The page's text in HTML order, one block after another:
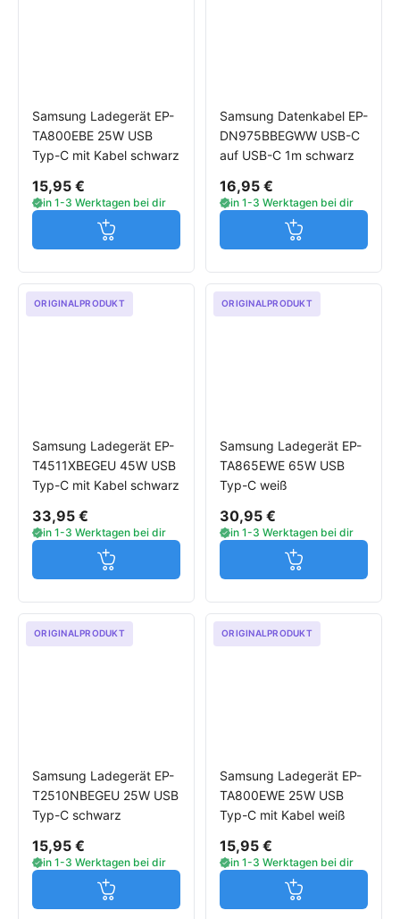
Samsung Ladegerät EP-
TA800EBE 25W USB
Typ-C mit Kabel schwarz
15,95 €
in 1-3 Werktagen bei dir
Jetzt in den Warenkorb
Samsung Datenkabel EP-
DN975BBEGWW USB-C
auf USB-C 1m schwarz
16,95 €
in 1-3 Werktagen bei dir
Jetzt in den
ORIGINALPRODUKT
Samsung Ladegerät EP-
T4511XBEGEU 45W USB
Typ-C mit Kabel schwarz
33,95 €
in 1-3 Werktagen bei dir
Jetzt in den Warenkorb
ORIGINALPRODUKT
Samsung Ladegerät EP-
TA865EWE 65W USB
Typ-C weiß
30,95 €
in 1-3 Werktagen bei dir
Jetzt in den
ORIGINALPRODUKT
Samsung Ladegerät EP-
T2510NBEGEU 25W USB
Typ-C schwarz
15,95 €
in 1-3 Werktagen bei dir
Jetzt in den Warenkorb
ORIGINALPRODUKT
Samsung Ladegerät EP-
TA800EWE 25W USB
Typ-C mit Kabel weiß
15,95 €
in 1-3 Werktagen bei dir
Jetzt in den